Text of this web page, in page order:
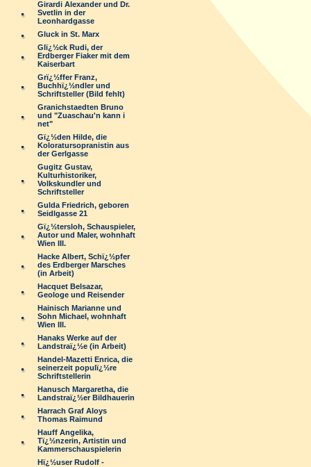
Girardi Alexander und Dr.
Svetlin in der
Leonhardgasse
Gluck in St. Marx
Glï¿½ck Rudi, der
Erdberger Fiaker mit dem
Kaiserbart
Grï¿½ffer Franz,
Buchhï¿½ndler und
Schriftsteller (Bild fehlt)
Granichstaedten Bruno
und "Zuaschau'n kann i
net"
Gï¿½den Hilde, die
Koloratursopranistin aus
der Gerlgasse
Gugitz Gustav,
Kulturhistoriker,
Volkskundler und
Schriftsteller
Gulda Friedrich, geboren
Seidlgasse 21
Gï¿½tersloh, Schauspieler,
Autor und Maler, wohnhaft
Wien III.
Hacke Albert, Schï¿½pfer
des Erdberger Marsches
(in Arbeit)
Hacquet Belsazar,
Geologe und Reisender
Hainisch Marianne und
Sohn Michael, wohnhaft
Wien III.
Hanaks Werke auf der
Landstraï¿½e (in Arbeit)
Handel-Mazetti Enrica, die
seinerzeit populï¿½re
Schriftstellerin
Hanusch Margaretha, die
Landstraï¿½er Bildhauerin
Harrach Graf Aloys
Thomas Raimund
Hauff Angelika,
Tï¿½nzerin, Artistin und
Kammerschauspielerin
Hï¿½user Rudolf -